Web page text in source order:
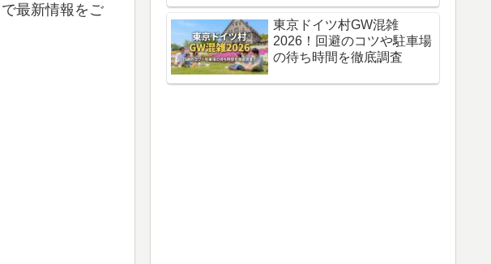
で最新情報をご
東京ドイツ村GW混雑
2026！回避のコツや駐車場
の待ち時間を徹底調査